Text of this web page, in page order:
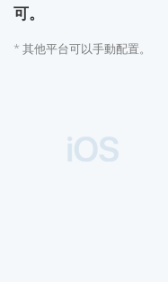
可。
* 其他平台可以手動配置。